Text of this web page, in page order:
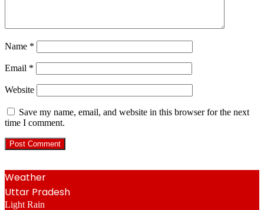
Name *
Email *
Website
Save my name, email, and website in this browser for the next
time I comment.
Weather
Uttar Pradesh
Light Rain